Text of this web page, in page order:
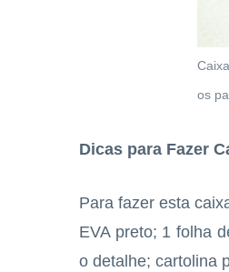
os
Dicas para Fazer
Para fazer esta
EVA preto; 1 folha
o detalhe; cartolina